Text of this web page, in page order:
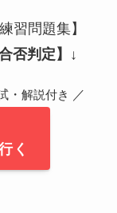
習問題集】
否判定】 ↓
・ 解説付き ／
く